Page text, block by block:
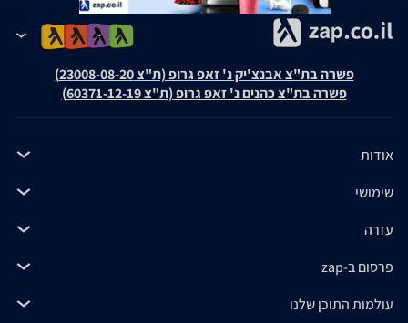
פשרה בת"צ אבנצ'יק נ' זאפ גרופ (ת"צ 23008-08-20)
פשרה בת"צ כהנים נ' זאפ גרופ (ת"צ 60371-12-19)
אודות
שימושי
עזרה
פרסום ב-zap
עולמות התוכן שלנו